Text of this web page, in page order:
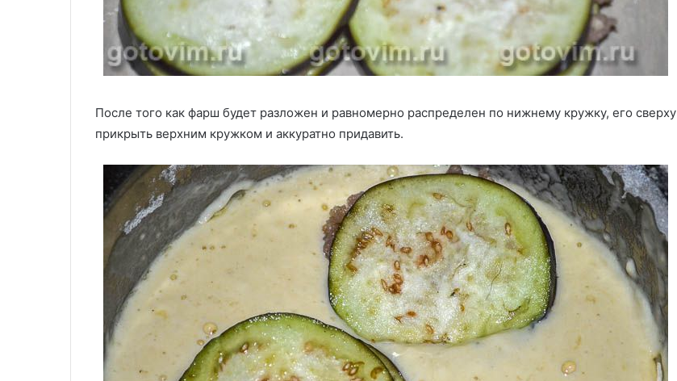
После того как фарш будет разложен и равномерно распределен по нижнему кружку, его сверху
прикрыть верхним кружком и аккуратно придавить.